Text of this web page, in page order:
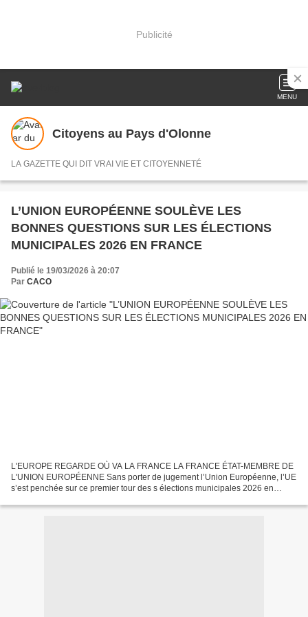
Publicité
MENU
Citoyens au Pays d'Olonne
LA GAZETTE QUI DIT VRAI VIE ET CITOYENNETÉ
L’UNION EUROPÉENNE SOULÈVE LES
BONNES QUESTIONS SUR LES ÉLECTIONS
MUNICIPALES 2026 EN FRANCE
Publié le 19/03/2026 à 20:07
Par CACO
L'EUROPE REGARDE OÙ VA LA FRANCE LA FRANCE ÉTAT-MEMBRE DE
L'UNION EUROPÉENNE Sans porter de jugement l’Union Européenne, l’UE
s’est penchée sur ce premier tour des s élections municipales 2026 en